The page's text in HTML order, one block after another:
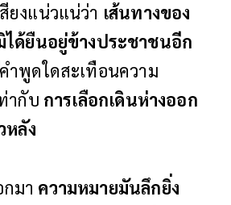
ยงแน่วแน่ว่า เส้นทางของ
ได้ยืนอยู่ข้างประชาชนอีก
ำพูดใดสะเทือนความ
ากับ การเลือกเดินห่างออก
หลัง
มา ความหมายมันลึกยิ่ง